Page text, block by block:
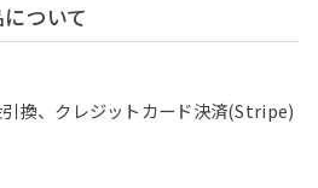
ついて
換、クレジットカード決済(Stripe)